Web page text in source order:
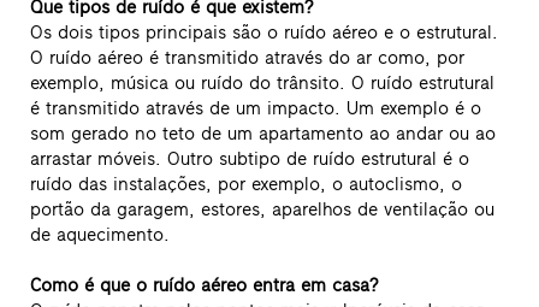
Que tipos de ruído é que existem?
Os dois tipos principais são o ruído aéreo e o estrutural.
O ruído aéreo é transmitido através do ar como, por
exemplo, música ou ruído do trânsito. O ruído estrutural
é transmitido através de um impacto. Um exemplo é o
som gerado no teto de um apartamento ao andar ou ao
arrastar móveis. Outro subtipo de ruído estrutural é o
ruído das instalações, por exemplo, o autoclismo, o
portão da garagem, estores, aparelhos de ventilação ou
de aquecimento.
Como é que o ruído aéreo entra em casa?